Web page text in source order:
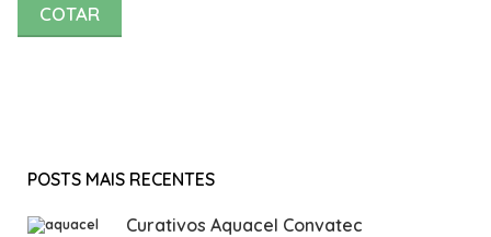
COTAR
POSTS MAIS RECENTES
Curativos Aquacel Convatec